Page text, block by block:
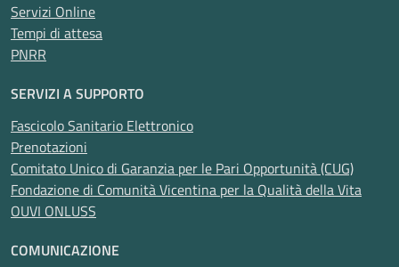
Servizi Online
Tempi di attesa
PNRR
SERVIZI A SUPPORTO
Fascicolo Sanitario Elettronico
Prenotazioni
Comitato Unico di Garanzia per le Pari Opportunità (CUG)
Fondazione di Comunità Vicentina per la Qualità della Vita
OUVI ONLUSS
COMUNICAZIONE